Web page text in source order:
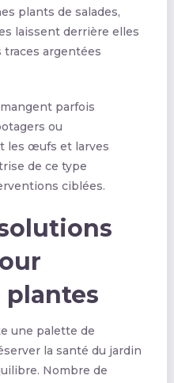
plants de salades,
laissent derrière elles
argentées
parfois
ou
les œufs et larves
de ce type
ciblées.
plantes
une palette de
la santé du jardin
Nombre de